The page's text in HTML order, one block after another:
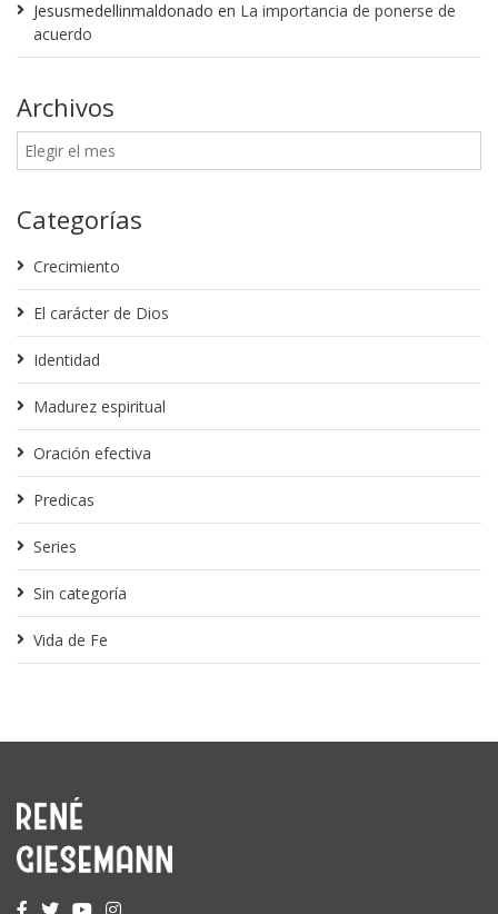
Jesusmedellinmaldonado en La importancia de ponerse de
acuerdo
Archivos
Categorías
Crecimiento
El carácter de Dios
Identidad
Madurez espiritual
Oración efectiva
Predicas
Series
Sin categoría
Vida de Fe